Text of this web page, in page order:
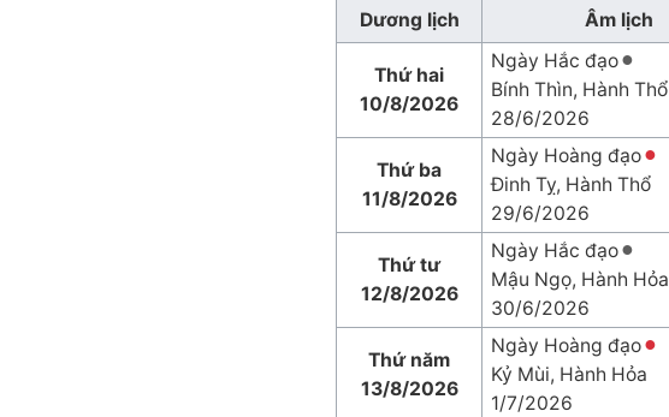
Dương lịch Âm lịch
Thứ hai
10/8/2026
Ngày Hắc đạo
Bính Thìn, Hành Thổ
28/6/2026
Thứ ba
11/8/2026
Ngày Hoàng đạo
Đinh Tỵ, Hành Thổ
29/6/2026
Thứ tư
12/8/2026
Ngày Hắc đạo
Mậu Ngọ, Hành Hỏa
30/6/2026
Thứ năm
13/8/2026
Ngày Hoàng đạo
Kỷ Mùi, Hành Hỏa
1/7/2026